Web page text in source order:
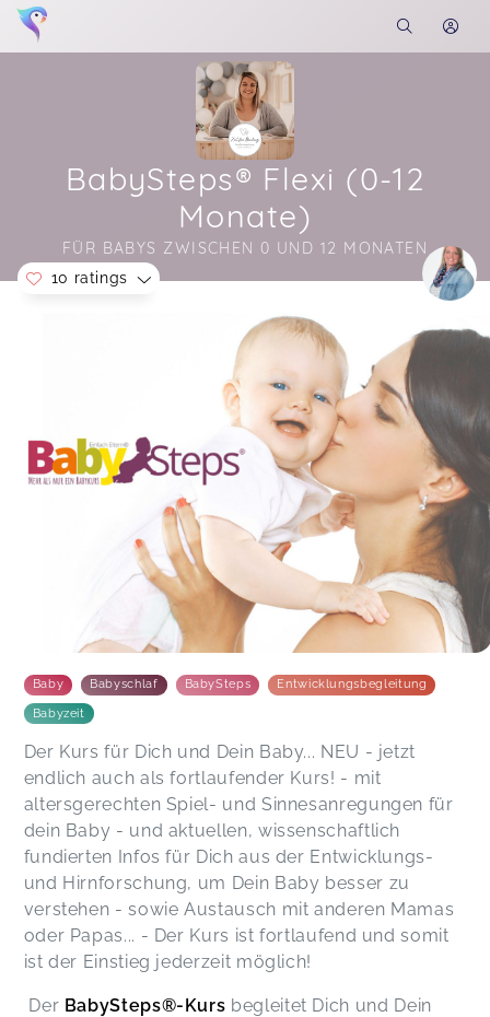
BabySteps® Flexi (0-12
Monate)
FÜR BABYS ZWISCHEN 0 UND 12 MONATEN
Soon you will learn more about me here...
10 ratings
Kim,
Tolle Spielgruppe! Kathrin leitet den Kurs
strukturiert, gibt Input sowie Zeit und Raum sich
auszutauschen. Für die Kleinen gibt es jede
Woche etwas Neues zu entdecken. Absolut
empfehlenswert! 🫶🏻
Julia,Jul 02
Der BabySteps Flexi Kurs bei Kathrin ist eine
Herzensempfehlung! Die Babys haben ein
entdecken und für die Eltern gibt es pro Stunde
ein Thema, über das sich ausgetauscht werden
kann. Kathrin führt den Austausch, sodass jeder
die Möglichkeit hat, zu Wort zu kommen und füllt
ihn außerdem mit ihrem Wissen. Es ist eine
schöne Atmosphäre entstanden, die ich sehr zu
schätzen weiß. Vielen Dank dafür :)
Luisa,May 30
Caroline,Apr 08
Baby Babyschlaf BabySteps Entwicklungsbegleitung
Babyzeit
Der Kurs für Dich und Dein Baby... NEU - jetzt
endlich auch als fortlaufender Kurs! - mit
altersgerechten Spiel- und Sinnesanregungen für
dein Baby - und aktuellen, wissenschaftlich
fundierten Infos für Dich aus der Entwicklungs-
und Hirnforschung, um Dein Baby besser zu
verstehen - sowie Austausch mit anderen Mamas
oder Papas... - Der Kurs ist fortlaufend und somit
ist der Einstieg jederzeit möglich!
Der BabySteps®-Kurs begleitet Dich und Dein